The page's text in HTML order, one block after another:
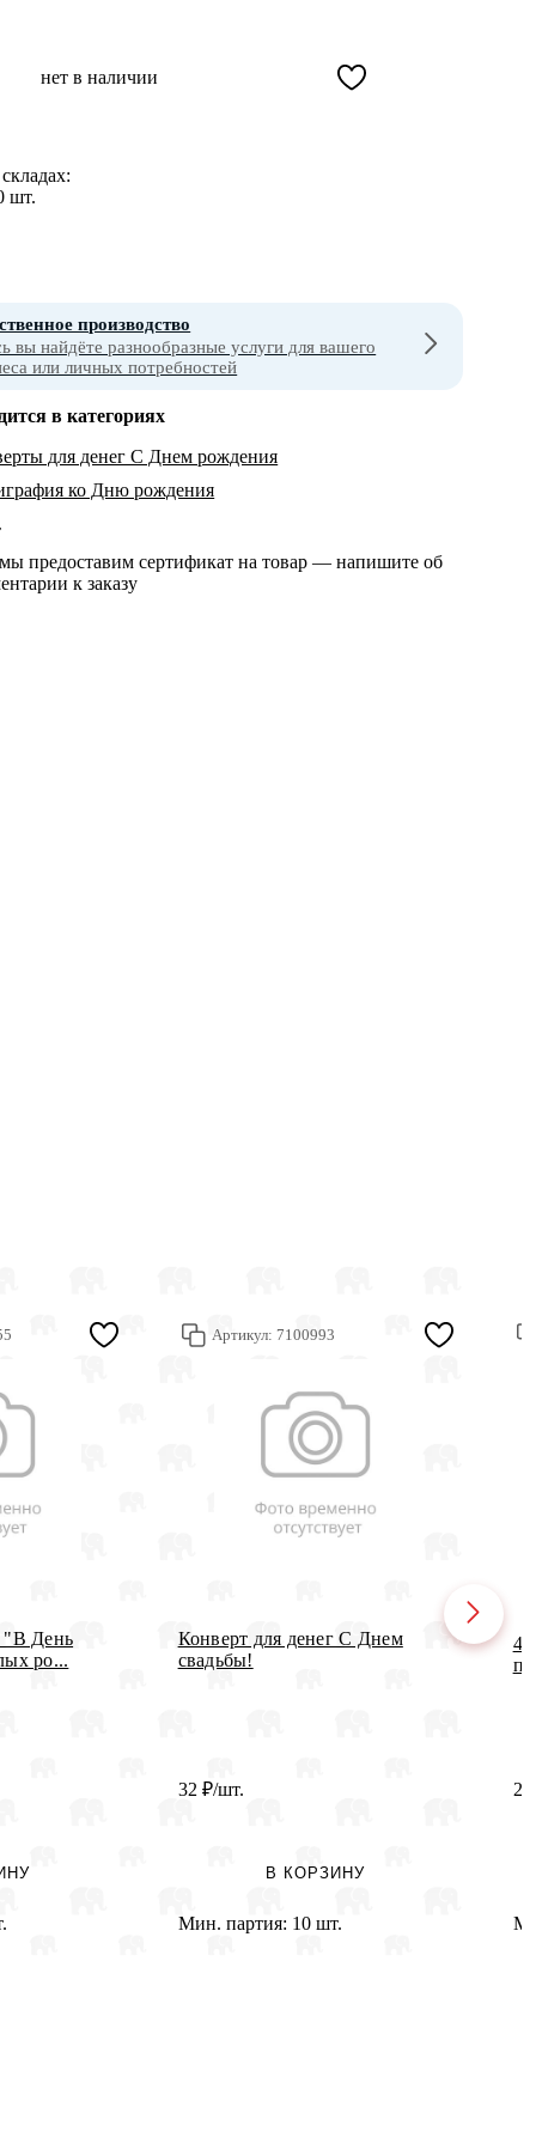
нет в наличии
шт.
производство
вы найдёте разнообразные услуги для вашего
или личных потребностей
в категориях
для денег С Днем рождения
ко Дню рождения
предоставим сертификат на товар — напишите об
к заказу
"В День
ро...
Артикул: 7100993
Конверт для денег С Днем
свадьбы!
32 ₽/шт.
В КОРЗИНУ
Мин. партия: 10 шт.